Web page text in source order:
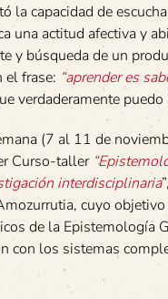
la capacidad de
una actitud afectiva y
y búsqueda de un
el frase: “aprender es
verdaderamente puedo
(7 al 11 de
Curso-taller
interdisciplinaria
cuyo
de la Epistemología
con los sistemas